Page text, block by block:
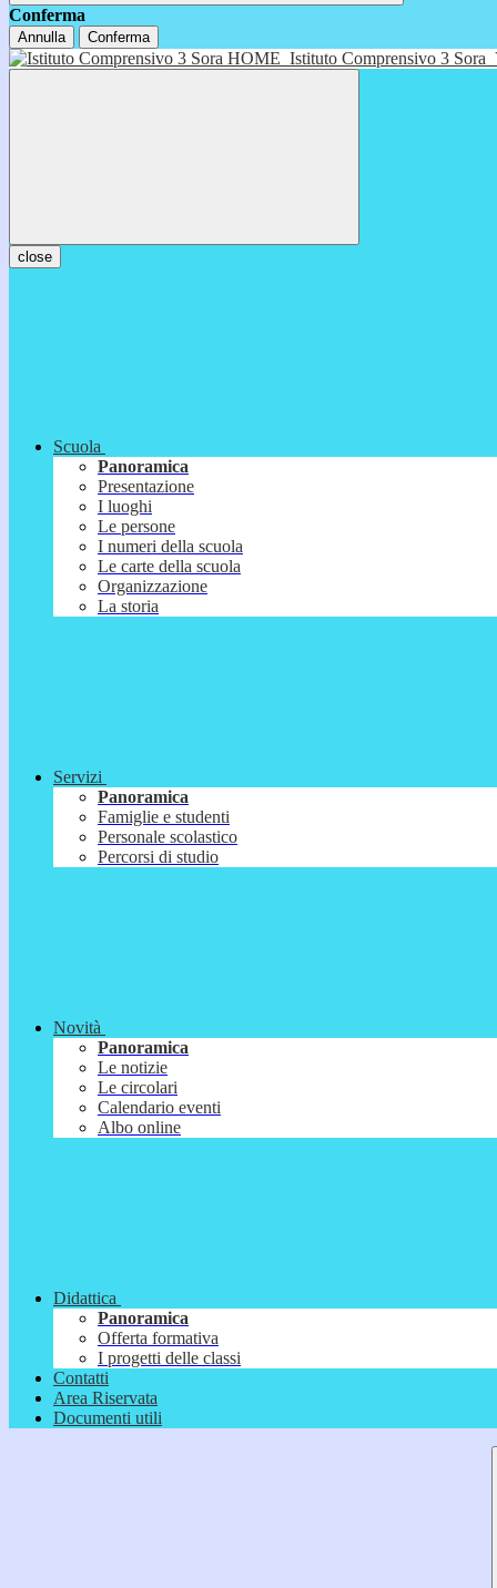
Conferma
Annulla Conferma
HOME Istituto Comprensivo 3 Sora
close
Scuola
Panoramica
Presentazione
I luoghi
Le persone
I numeri della scuola
Le carte della scuola
Organizzazione
La storia
Servizi
Panoramica
Famiglie e studenti
Personale scolastico
Percorsi di studio
Novità
Panoramica
Le notizie
Le circolari
Calendario eventi
Albo online
Didattica
Panoramica
Offerta formativa
I progetti delle classi
Contatti
Area Riservata
Documenti utili